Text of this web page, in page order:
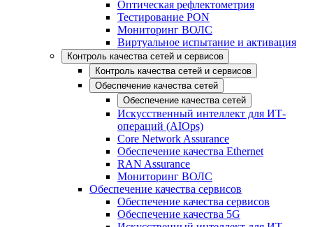
Оптическая рефлектометрия
Тестирование PON
Мониторинг ВОЛС
Виртуальное испытание и активация
Контроль качества сетей и сервисов
Контроль качества сетей и сервисов
Обеспечение качества сетей
Обеспечение качества сетей
Искусственный интеллект для ИТ-
операций (AIOps)
Core Network Assurance
Обеспечение качества Ethernet
RAN Assurance
Мониторинг ВОЛС
Обеспечение качества сервисов
Обеспечение качества сервисов
Обеспечение качества 5G